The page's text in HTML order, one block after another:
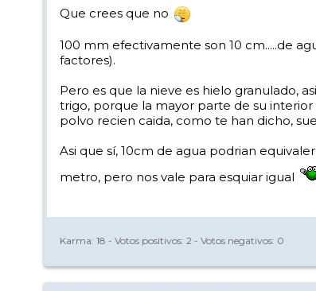
Que crees que no
100 mm efectivamente son 10 cm.....de
factores).
Pero es que la nieve es hielo granulado,
trigo, porque la mayor parte de su
polvo recien caida, como te han dicho,
Asi que sí, 10cm de agua podrian
metro, pero nos vale para esquiar igual
Karma: 18 - Votos positivos: 2 - Votos negativos: 0